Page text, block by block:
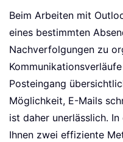
Beim Arbeiten mit
eines bestimmten
Nachverfolgungen zu
Posteingang
Möglichkeit, E-Mails
ist daher unerlässlich.
Ihnen zwei effiziente